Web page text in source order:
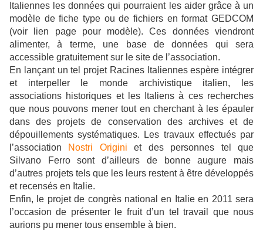
Italiennes les données qui pourraient les aider grâce à un
modèle de fiche type ou de fichiers en format GEDCOM
(voir lien page pour modèle). Ces données viendront
alimenter, à terme, une base de données qui sera
accessible gratuitement sur le site de l’association.
En lançant un tel projet Racines Italiennes espère intégrer
et interpeller le monde archivistique italien, les
associations historiques et les Italiens à ces recherches
que nous pouvons mener tout en cherchant à les épauler
dans des projets de conservation des archives et de
dépouillements systématiques. Les travaux effectués par
l’association Nostri Origini et des personnes tel que
Silvano Ferro sont d’ailleurs de bonne augure mais
d’autres projets tels que les leurs restent à être développés
et recensés en Italie.
Enfin, le projet de congrès national en Italie en 2011 sera
l’occasion de présenter le fruit d’un tel travail que nous
aurions pu mener tous ensemble à bien.